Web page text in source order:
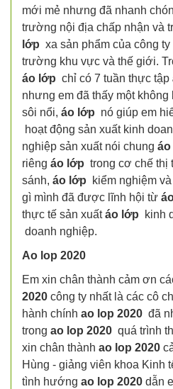
mới mẻ nhưng đã nhanh
trường nội địa chấp nhận và
lớp xa sản phẩm của công ty
trường khu vực và thế giới.
áo lớp chỉ có 7 tuần thực tập
nhưng em đã thấy một không
sôi nổi, áo lớp nó giúp em
hoạt động sản xuất kinh
nghiệp sản xuất nói chung
riêng áo lớp trong cơ chế thị
sánh, áo lớp kiểm nghiệm
gì mình đã được lĩnh hội từ
thực tế sản xuấtáo lớp kinh
doanh nghiệp.
Ao lop 2020
Em xin chân thành cảm ơn
2020 công ty nhất là các cô
hành chính ao lop 2020 đã
trong ao lop 2020 quá trình
xin chân thành ao lop 2020
Hùng - giảng viên khoa Kinh
tình hướng ao lop 2020 dẫn